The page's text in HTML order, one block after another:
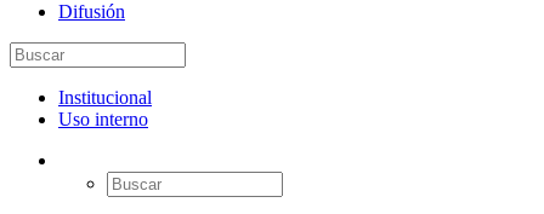
Difusión
Institucional
Uso interno